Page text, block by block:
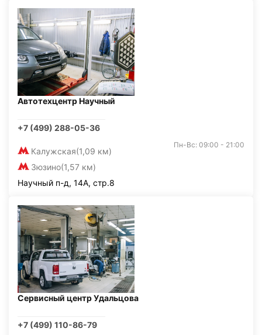
Автотехцентр Научный
+7 (499) 288-05-36
Калужская(1,09 км)
Зюзино(1,57 км)
Пн-Вс: 09:00 - 21:00
Научный п-д, 14А, стр.8
Сервисный центр Удальцова
+7 (499) 110-86-79